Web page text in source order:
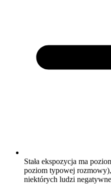
Stała ekspozycja ma
poziom typowej
niektórych ludzi